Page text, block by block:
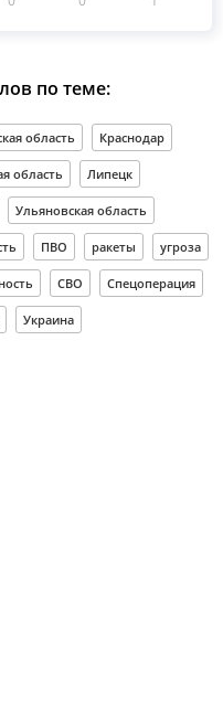
по теме:
область Краснодар
область Липецк
Ульяновская область
ПВО ракеты угроза
СВО Спецоперация
Украина